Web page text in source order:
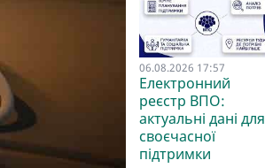
06.08.2026 17:57
Електронний
реєстр ВПО:
актуальні дані для
своєчасної
підтримки